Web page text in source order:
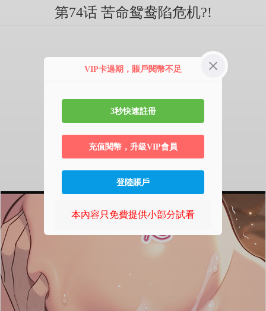
第74话 苦命鸳鸯陷危机?!
VIP卡過期，賬戶閱幣不足
3秒快速註冊
充值閱幣，升級VIP會員
登陸賬戶
本內容只免費提供小部分試看